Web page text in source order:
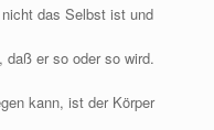
das Selbst ist und
daß er so oder so wird.
kann, ist der Körper